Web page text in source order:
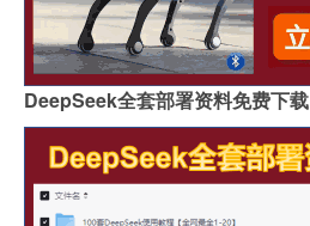
DeepSeek全套部署资料免费下载